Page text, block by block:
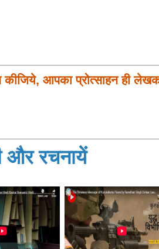
कीजिये, आपका प्रोत्साहन ही
और रचनायें